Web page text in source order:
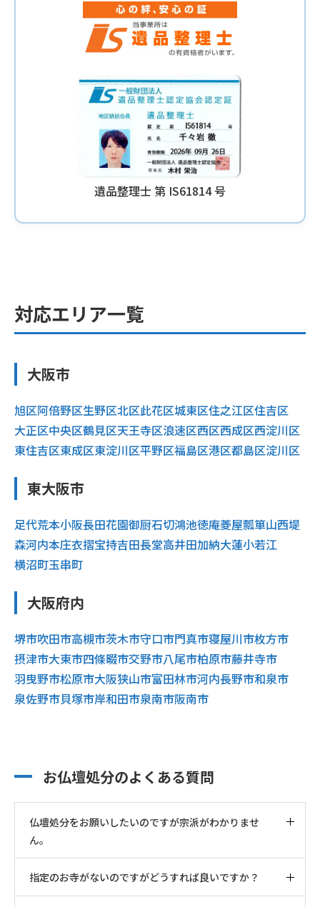
遺品整理士 第 IS61814 号
対応エリア一覧
大阪市
旭区阿倍野区生野区北区此花区城東区住之江区住吉区
大正区中央区鶴見区天王寺区浪速区西区西成区西淀川区
東住吉区東成区東淀川区平野区福島区港区都島区淀川区
東大阪市
足代荒本小阪長田花園御厨石切鴻池徳庵菱屋瓢箪山西堤
森河内本庄衣摺宝持吉田長堂高井田加納大蓮小若江
横沼町玉串町
大阪府内
堺市吹田市高槻市茨木市守口市門真市寝屋川市枚方市
摂津市大東市四條畷市交野市八尾市柏原市藤井寺市
羽曳野市松原市大阪狭山市富田林市河内長野市和泉市
泉佐野市貝塚市岸和田市泉南市阪南市
お仏壇処分のよくある質問
仏壇処分をお願いしたいのですが宗派がわかりませ
ん。
指定のお寺がないのですがどうすれば良いですか？